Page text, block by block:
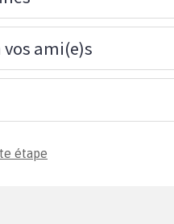
ami(e)s
étape